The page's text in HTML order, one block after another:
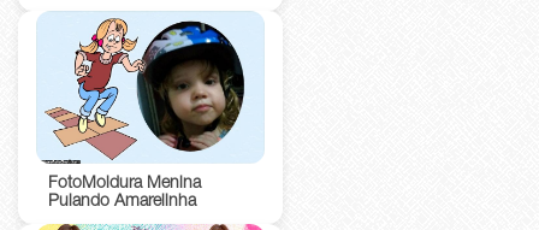
FotoMoldura Menina
Pulando Amarelinha